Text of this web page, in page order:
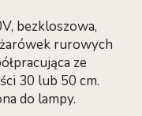
bezkloszowa,
rurowych
ze
30 lub 50 cm.
do lampy.